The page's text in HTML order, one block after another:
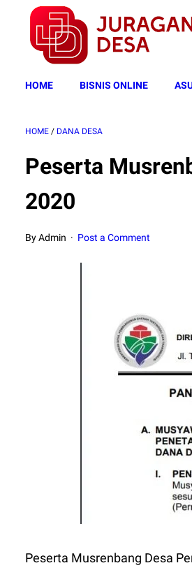
HOME BISNIS ONLINE
HOME / DANA DESA
Peserta
2020
By Admin Post a Comment
Peserta Musrenbang Desa